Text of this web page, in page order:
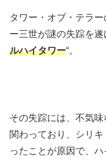
タワー・オブ・テラ
ー三世が謎の失踪を
ルハイタワー“。
その失踪には、不気味
関わっており、シリ
ったことが原因で、